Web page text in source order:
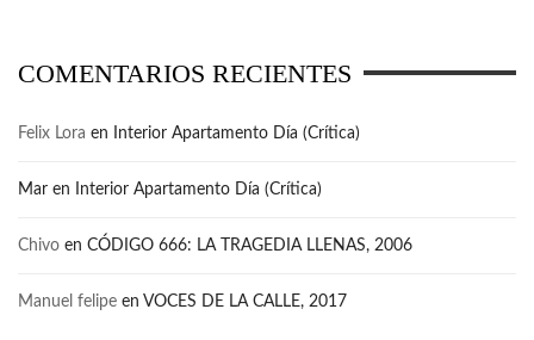
COMENTARIOS RECIENTES
Felix Lora en Interior Apartamento Día (Crítica)
Mar en Interior Apartamento Día (Crítica)
Chivo en CÓDIGO 666: LA TRAGEDIA LLENAS, 2006
Manuel felipe en VOCES DE LA CALLE, 2017